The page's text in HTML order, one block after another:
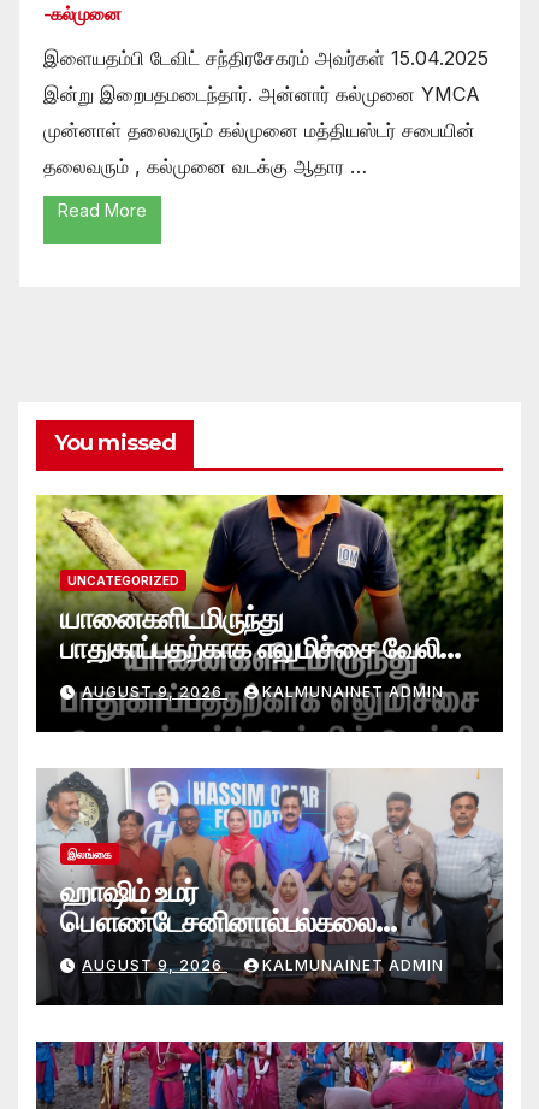
-கல்முனை
இளையதம்பி டேவிட் சந்திரசேகரம் அவர்கள் 15.04.2025
இன்று இறைபதமடைந்தார். அன்னார் கல்முனை YMCA
முன்னாள் தலைவரும் கல்முனை மத்தியஸ்டர் சபையின்
தலைவரும் , கல்முனை வடக்கு ஆதார …
Read More
You missed
UNCATEGORIZED
யானைகளிடமிருந்து
பாதுகாப்பதற்காக எலுமிச்சை வேலி
அமைத்தல்’ ஆய்வில் வெற்றி
என்கிறார் வினோஜ்குமார்
AUGUST 9, 2026 KALMUNAINET ADMIN
இலங்கை
ஹாஷிம் உமர்
பௌண்டேசனினால்பல்கலை
மாணவர்களுக்குமடி கணனி
அன்பளிப்பு.!
AUGUST 9, 2026 KALMUNAINET ADMIN